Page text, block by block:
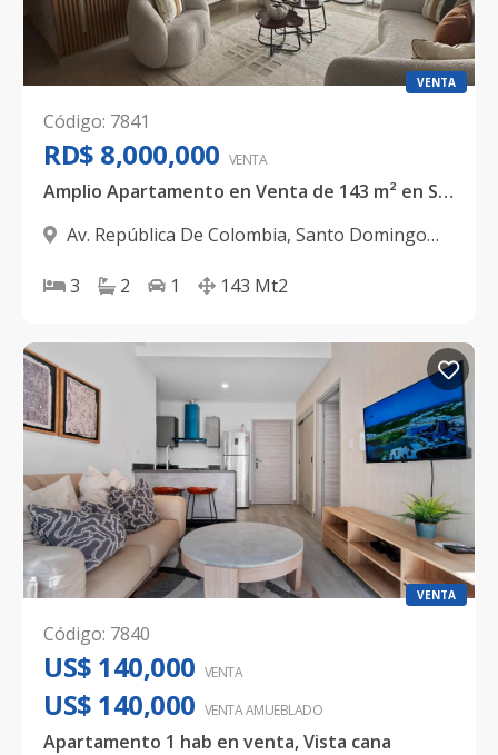
VENTA
Código: 7841
RD$ 8,000,000 VENTA
Amplio Apartamento en Venta de 143 m² en Santo Domingo Oeste | 3 habitaciones
Av. República De Colombia, Santo Domingo
3
2 1 143 Mt2
VENTA
Código: 7840
US$ 140,000 VENTA
US$ 140,000 VENTA AMUEBLADO
Apartamento 1 hab en venta, Vista cana